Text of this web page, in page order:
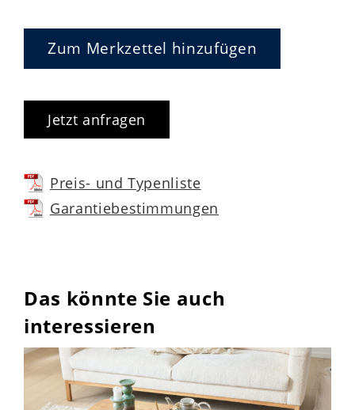
Zum Merkzettel hinzufügen
Jetzt anfragen
Preis- und Typenliste
Garantiebestimmungen
Das könnte Sie auch
interessieren